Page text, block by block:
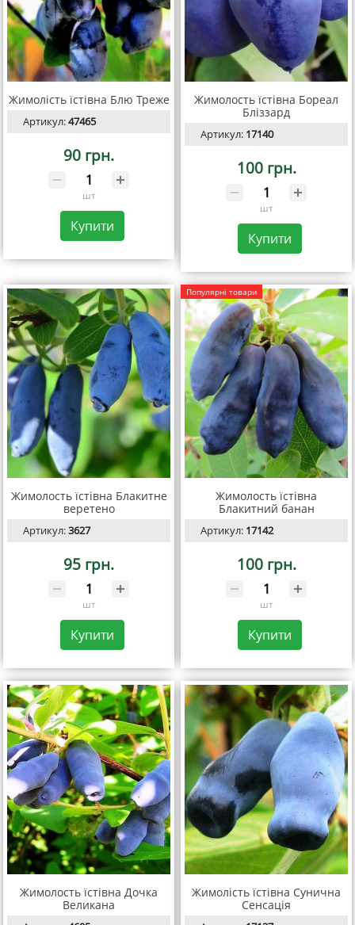
Жимолість їстівна Блю Треже
Артикул:47465
90 грн.
шт
Купити
Жимолость їстівна Бореал
Бліззард
Артикул: 17140
100 грн.
шт
Купити
Жимолость їстівна Блакитне
веретено
Артикул:3627
95 грн.
шт
Купити
Популярні товари
Жимолость їстівна
Блакитний банан
Артикул: 17142
100 грн.
шт
Купити
Жимолость їстівна Дочка
Великана
Жимолість їстівна Сунична
Сенсація